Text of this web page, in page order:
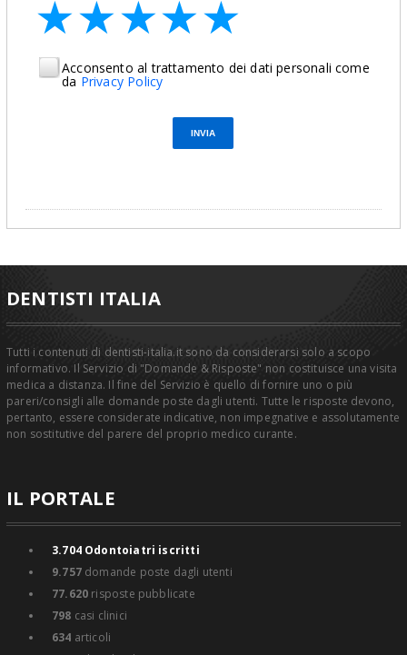
★
★★
★★★
★★★★
★★★★★
Acconsento al trattamento dei dati personali come
da Privacy Policy
DENTISTI ITALIA
Tutti i contenuti di dentisti-italia.it sono da considerarsi solo a scopo
informativo. Il Servizio di "Domande & Risposte" non costituisce una visita
medica a distanza. Il fine del Servizio è quello di fornire uno o più
pareri/consigli alle domande poste dagli utenti. Tutte le risposte devono,
pertanto, essere considerate indicative, non impegnative e assolutamente
non sostitutive del parere del proprio medico curante.
IL PORTALE
3.704Odontoiatri iscritti
9.757domande poste dagli utenti
77.620 risposte pubblicate
798 casi clinici
634 articoli